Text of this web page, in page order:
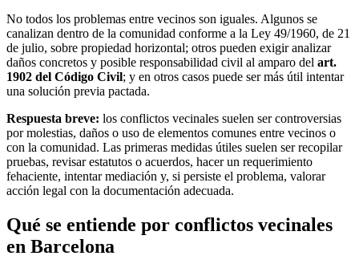
No todos los problemas entre vecinos son iguales. Algunos se
canalizan dentro de la comunidad conforme a la Ley 49/1960, de 21
de julio, sobre propiedad horizontal; otros pueden exigir analizar
daños concretos y posible responsabilidad civil al amparo del art.
1902 del Código Civil; y en otros casos puede ser más útil intentar
una solución previa pactada.
Respuesta breve: los conflictos vecinales suelen ser controversias
por molestias, daños o uso de elementos comunes entre vecinos o
con la comunidad. Las primeras medidas útiles suelen ser recopilar
pruebas, revisar estatutos o acuerdos, hacer un requerimiento
fehaciente, intentar mediación y, si persiste el problema, valorar
acción legal con la documentación adecuada.
Qué se entiende por conflictos vecinales
en Barcelona